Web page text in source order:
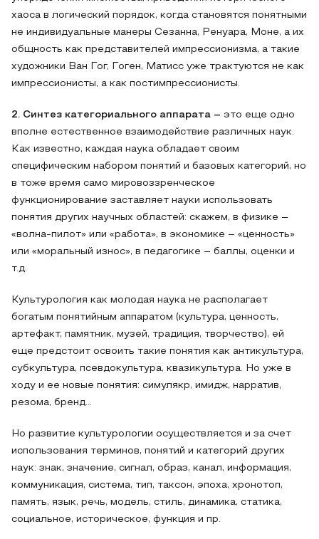
хаоса в логический порядок, когда становятся понятными
не индивидуальные манеры Сезанна, Ренуара, Моне, а их
общность как представителей импрессионизма, а такие
художники Ван Гог, Гоген, Матисс уже трактуются не как
импрессионисты, а как постимпрессионисты.
2. Синтез категориального аппарата – это еще одно
вполне естественное взаимодействие различных наук.
Как известно, каждая наука обладает своим
специфическим набором понятий и базовых категорий, но
в тоже время само мировоззренческое
функционирование заставляет науки использовать
понятия других научных областей: скажем, в физике –
«волна-пилот» или «работа», в экономике – «ценность»
или «моральный износ», в педагогике – баллы, оценки и
т.д.
Культурология как молодая наука не располагает
богатым понятийным аппаратом (культура, ценность,
артефакт, памятник, музей, традиция, творчество), ей
еще предстоит освоить такие понятия как антикультура,
субкультура, псевдокультура, квазикультура. Но уже в
ходу и ее новые понятия: симулякр, имидж, нарратив,
резома, бренд…
Но развитие культурологии осуществляется и за счет
использования терминов, понятий и категорий других
наук: знак, значение, сигнал, образ, канал, информация,
коммуникация, система, тип, таксон, эпоха, хронотоп,
память, язык, речь, модель, стиль, динамика, статика,
социальное, историческое, функция и пр.